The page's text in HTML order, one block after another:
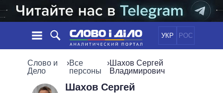
УКР РОС
НОВОСТИ
ЛЕНТА
ПОЛИТИКА
ОБЕЩАНИЯ
Слово и
Дело
›Все
персоны
›Шахов Сергей
Владимирович
Шахов Сергей